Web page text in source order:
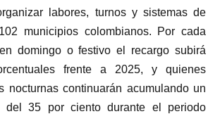
labores, turnos y sistemas de
municipios colombianos. Por cada
domingo o festivo el recargo subirá
frente a 2025, y quienes
nocturnas continuarán acumulando un
del 35 por ciento durante el periodo